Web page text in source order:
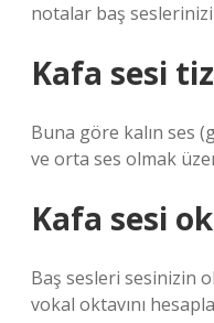
notalar baş
Kafa sesi
Buna göre kalın ses
ve orta ses olmak
Kafa sesi
Baş sesleri sesinizin
vokal oktavını